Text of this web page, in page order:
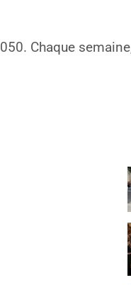
Chaque